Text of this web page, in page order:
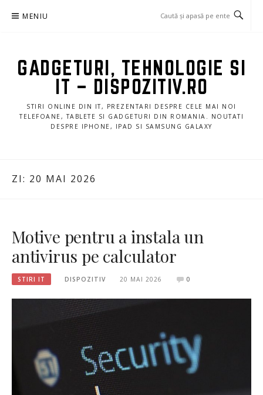
MENIU
GADGETURI, TEHNOLOGIE SI
IT – DISPOZITIV.RO
STIRI ONLINE DIN IT, PREZENTARI DESPRE CELE MAI NOI
TELEFOANE, TABLETE SI GADGETURI DIN ROMANIA. NOUTATI
DESPRE IPHONE, IPAD SI SAMSUNG GALAXY
ZI: 20 MAI 2026
Motive pentru a instala un
antivirus pe calculator
STIRI IT DISPOZITIV 20 MAI 2026 0